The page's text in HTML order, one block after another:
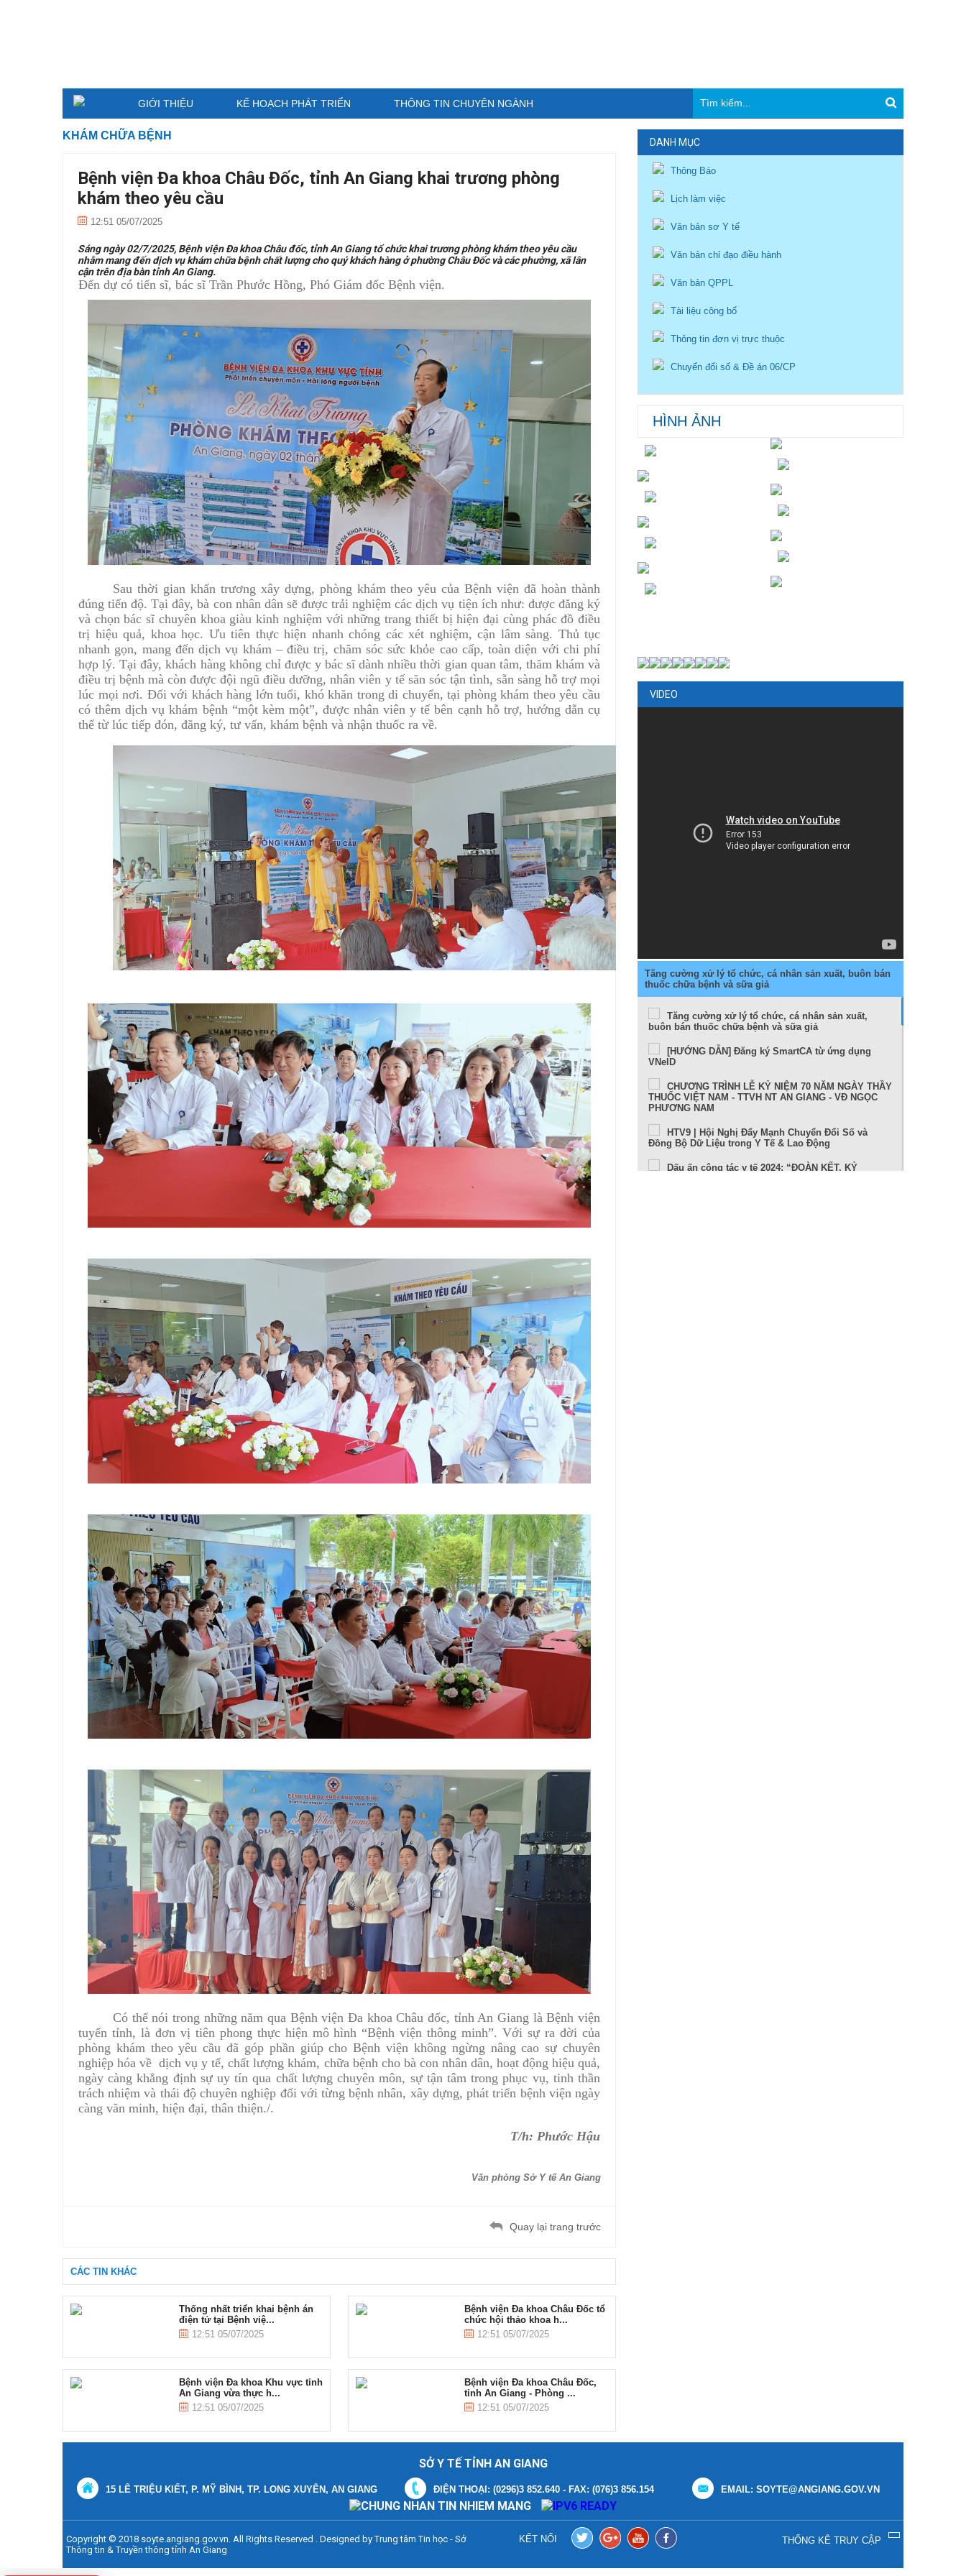
GIỚI THIỆU KẾ HOẠCH PHÁT TRIỂN THÔNG TIN CHUYÊN NGÀNH
KHÁM CHỮA BỆNH
Bệnh viện Đa khoa Châu Đốc, tỉnh An Giang khai trương phòng
khám theo yêu cầu
12:51 05/07/2025
Sáng ngày 02/7/2025, Bệnh viện Đa khoa Châu đốc, tỉnh An Giang tổ chức khai trương phòng khám theo yêu cầu
nhằm mang đến dịch vụ khám chữa bệnh chất lượng cho quý khách hàng ở phường Châu Đốc và các phường, xã lân
cận trên địa bàn tỉnh An Giang.
Đến dự có tiến sĩ, bác sĩ Trần Phước Hồng, Phó Giám đốc Bệnh viện.
Sau thời gian khẩn trương xây dựng, phòng khám theo yêu của Bệnh viện đã hoàn thành
đúng tiến độ. Tại đây, bà con nhân dân sẽ được trải nghiệm các dịch vụ tiện ích như: được đăng ký
và chọn bác sĩ chuyên khoa giàu kinh nghiệm với những trang thiết bị hiện đại cùng phác đồ điều
trị hiệu quả, khoa học. Ưu tiên thực hiện nhanh chóng các xét nghiệm, cận lâm sàng. Thủ tục
nhanh gọn, mang đến dịch vụ khám – điều trị, chăm sóc sức khỏe cao cấp, toàn diện với chi phí
hợp lý.Tại đây, khách hàng không chỉ được y bác sĩ dành nhiều thời gian quan tâm, thăm khám và
điều trị bệnh mà còn được đội ngũ điều dưỡng, nhân viên y tế săn sóc tận tình, sẵn sàng hỗ trợ mọi
lúc mọi nơi. Đối với khách hàng lớn tuổi, khó khăn trong di chuyển, tại phòng khám theo yêu cầu
có thêm dịch vụ khám bệnh “một kèm một”, được nhân viên y tế bên cạnh hỗ trợ, hướng dẫn cụ
thể từ lúc tiếp đón, đăng ký, tư vấn, khám bệnh và nhận thuốc ra về.
Có thể nói trong những năm qua Bệnh viện Đa khoa Châu đốc, tỉnh An Giang là Bệnh viện
tuyến tỉnh, là đơn vị tiên phong thực hiện mô hình “Bệnh viện thông minh”. Với sự ra đời của
phòng khám theo yêu cầu đã góp phần giúp cho Bệnh viện không ngừng nâng cao sự chuyên
nghiệp hóa về dịch vụ y tế, chất lượng khám, chữa bệnh cho bà con nhân dân, hoạt động hiệu quả,
ngày càng khẳng định sự uy tín qua chất lượng chuyên môn, sự tận tâm trong phục vụ, tinh thần
trách nhiệm và thái độ chuyên nghiệp đối với từng bệnh nhân, xây dựng, phát triển bệnh viện ngày
càng văn minh, hiện đại, thân thiện./.
T/h: Phước Hậu
Văn phòng Sở Y tế An Giang
Quay lại trang trước
CÁC TIN KHÁC
Bệnh viện Đa khoa Châu Đốc tổ
chức hội thảo khoa h...
12:51 05/07/2025
Thống nhất triển khai bệnh án
điện tử tại Bệnh việ...
12:51 05/07/2025
Bệnh viện Đa khoa Châu Đốc,
tỉnh An Giang - Phòng ...
12:51 05/07/2025
Bệnh viện Đa khoa Khu vực tỉnh
An Giang vừa thực h...
12:51 05/07/2025
DANH MỤC
Thông Báo
Lịch làm việc
Văn bản sơ Y tế
Văn bản chỉ đạo điều hành
Văn bản QPPL
Tài liệu công bố
Thông tin đơn vị trực thuộc
Chuyển đổi số & Đề án 06/CP
HÌNH ẢNH
VIDEO
Tăng cường xử lý tổ chức, cá nhân sản xuất, buôn bán
thuốc chữa bệnh và sữa giả
Tăng cường xử lý tổ chức, cá nhân sản xuất,
buôn bán thuốc chữa bệnh và sữa giả
[HƯỚNG DẪN] Đăng ký SmartCA từ ứng dụng
VNeID
CHƯƠNG TRÌNH LỄ KỶ NIỆM 70 NĂM NGÀY THẦY
THUỐC VIỆT NAM - TTVH NT AN GIANG - VĐ NGỌC
PHƯƠNG NAM
HTV9 | Hội Nghị Đẩy Mạnh Chuyển Đổi Số và
Đồng Bộ Dữ Liệu trong Y Tế & Lao Động
Dấu ấn công tác y tế 2024: “ĐOÀN KẾT, KỶ
SỞ Y TẾ TỈNH AN GIANG
15 LÊ TRIỆU KIẾT, P. MỸ BÌNH, TP. LONG XUYÊN, AN GIANG ĐIỆN THOẠI: (0296)3 852.640 - FAX: (076)3 856.154 EMAIL: SOYTE@ANGIANG.GOV.VN
Copyright © 2018 soyte.angiang.gov.vn. All Rights Reserved . Designed byTrung tâm Tin học - Sở
Thông tin & Truyền thông tỉnh An Giang
KẾT NỐI THỐNG KÊ TRUY CẬP